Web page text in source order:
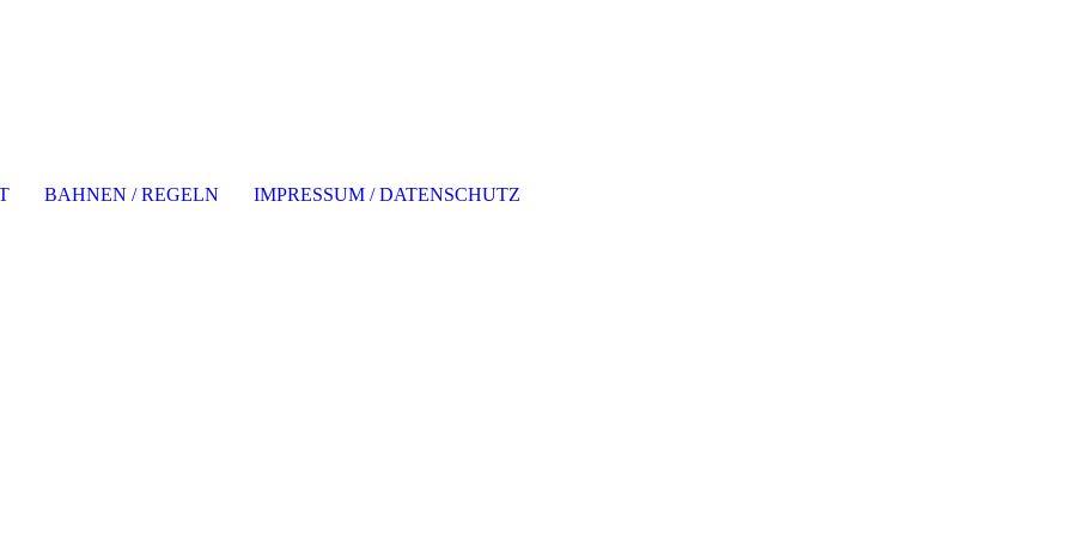
BAHNEN / REGELN IMPRESSUM / DATENSCHUTZ